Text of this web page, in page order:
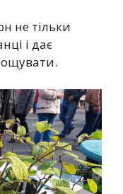
не тільки
і дає